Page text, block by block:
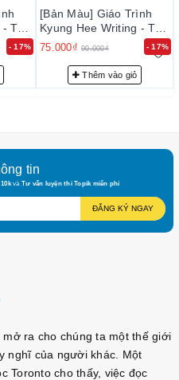
chúng tôi, khách hàng
nhất, uy tín nhất: đặt hàng
qua giao diện quản lý
vị giao hàng uy tín :
về các tỉnh xa, huyện, xã
- 17%
Tập
2
- 17%
[Bản Màu] Giáo Trình
Kyung Hee Writing - Tập
2 - 경희 한국어 쓰기 2
75.000₫ 90.000₫
Thêm vào giỏ
tin
và Tư vấn luyện thi Topik miễn phí
ĐĂNG KÝ NGAY
ra cho chúng ta một thế giới
nghĩ của người khác. Một
Toronto cho thấy, việc đọc